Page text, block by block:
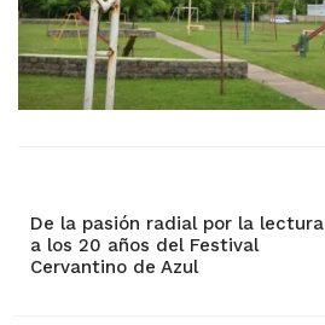
De la pasión radial por la lectura
a los 20 años del Festival
Cervantino de Azul